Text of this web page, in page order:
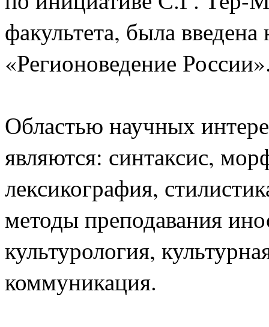
факультета, была
«Регионоведение
Областью научных
являются: синтаксис,
лексикография,
методы преподавания
культурология,
коммуникация.